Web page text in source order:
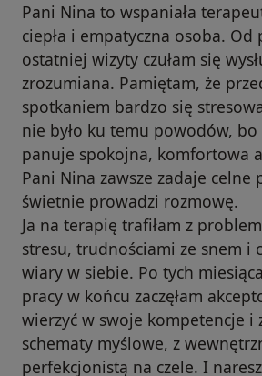
Pani Nina to wspaniała
ciepła i empatyczna osoba. Od
ostatniej wizyty czułam się
zrozumiana. Pamiętam, że
spotkaniem bardzo się
nie było ku temu powodów,
panuje spokojna, komfortowa
Pani Nina zawsze zadaje celne
świetnie prowadzi rozmowę.
Ja na terapię trafiłam z
stresu, trudnościami ze snem i
wiary w siebie. Po tych
pracy w końcu zaczęłam
wierzyć w swoje kompetencje i
schematy myślowe, z
perfekcjonistą na czele. I